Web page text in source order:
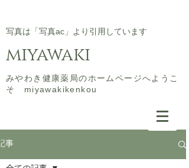
​写真は「写真ac」より引用しています
miyawaki
​みやわき健康薬局のホームページへようこ
そ miyawakikenkou
事